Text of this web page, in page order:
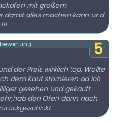
mit großem
damit alles machen kann und
5
der Preis wirklich top. Wollte
dem Kauf stornieren da ich
gesehen und gekauft
den Ofen dann nach